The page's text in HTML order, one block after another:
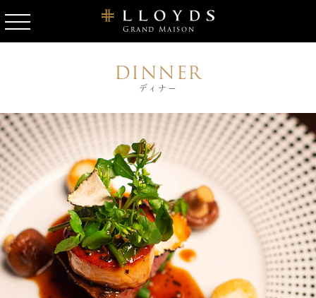
Grand Maison
DINNER
ディナー